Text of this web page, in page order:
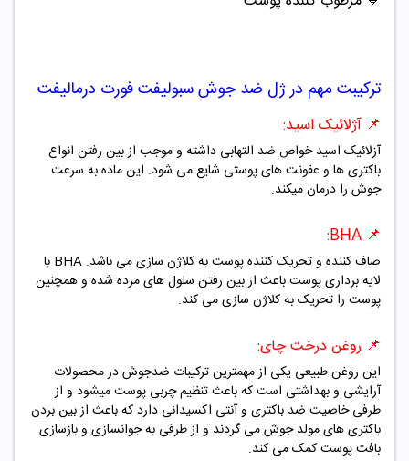
ترکیبت مهم درژل ضد جوش سبولیفت فورت درمالیفت
📌 آژلائیک اسید:
آزلائیک اسید خواص ضد التهابی داشته و موجب از بین رفتن انواع
باکتری ها و عفونت های پوستی شایع می شود. این ماده به سرعت
جوش را درمان میکند.
📌 BHA:
صاف کننده و تحریک کننده پوست به کلاژن سازی می باشد. BHA با
لایه برداری پوست باعث از بین رفتن سلول های مرده شده و همچنین
پوست را تحریک به کلاژن سازی می کند.
📌 روغن درخت چای:
این روغن طبیعی یکی از مهمترین ترکیبات ضدجوش در محصولات
آرایشی و بهداشتی است که باعث تنظیم چربی پوست میشود و از
طرفی خاصیت ضد باکتری و آنتی اکسیدانی دارد که باعث از بین بردن
باکتری های مولد جوش می گردند و از طرفی به جوانسازی و بازسازی
بافت پوست کمک می کند.